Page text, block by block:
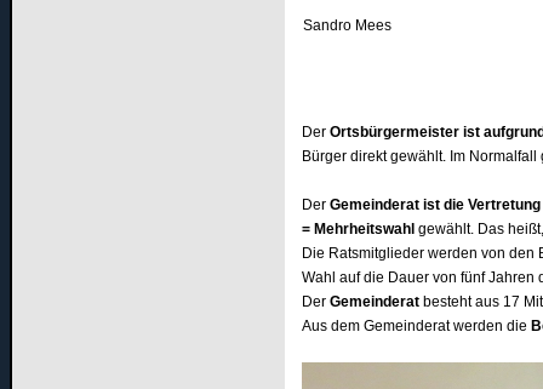
Sandro Mees
DerOrtsbürgermeister ist
Bürger direkt gewählt. Im
DerGemeinderat ist die
= Mehrheitswahl gewählt. Das
Die Ratsmitglieder werden von den
Wahl auf die Dauer von fünf Jahren
DerGemeinderat besteht aus 17
Aus dem Gemeinderat werden die